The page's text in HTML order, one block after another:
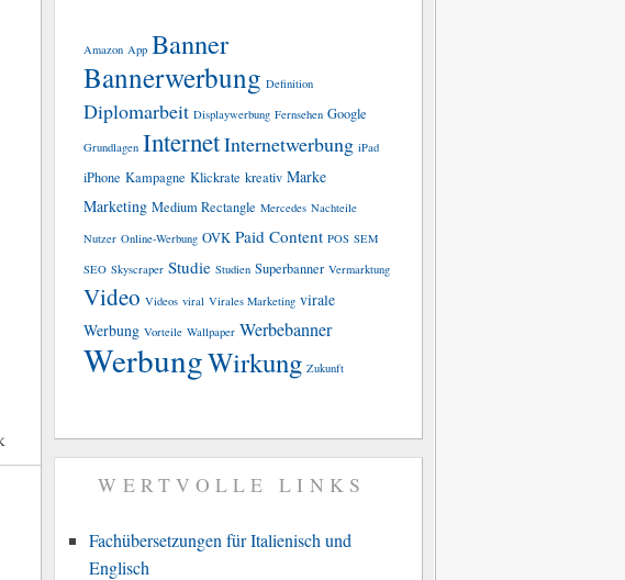
Amazon App Banner
Bannerwerbung Definition
Diplomarbeit Displaywerbung Fernsehen Google
Grundlagen InternetInternetwerbung iPad
iPhone Kampagne Klickrate kreativ Marke
Marketing Medium Rectangle Mercedes Nachteile
Nutzer Online-Werbung OVK Paid Content POS SEM
SEO Skyscraper Studie Studien Superbanner Vermarktung
Video Videos viral Virales Marketing virale
Werbung Vorteile Wallpaper Werbebanner
WerbungWirkung Zukunft
WERTVOLLE LINKS
Fachübersetzungen für Italienisch und
Englisch